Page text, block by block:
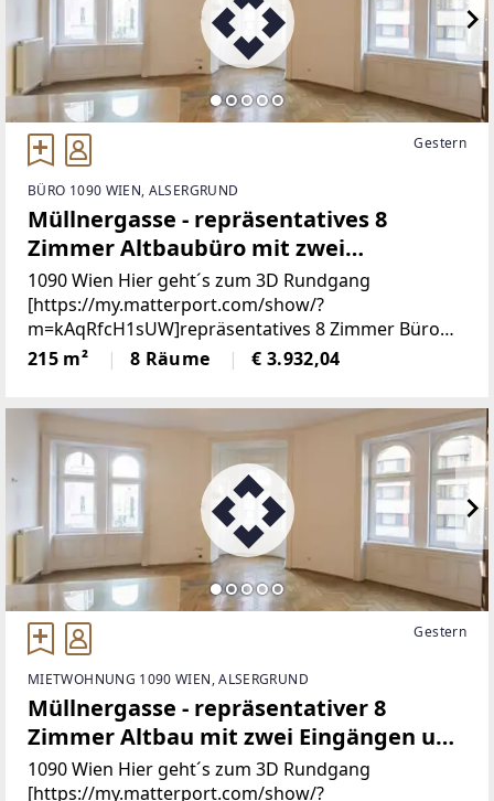
Gestern
BÜRO 1090 WIEN, ALSERGRUND
Müllnergasse - repräsentatives 8
Zimmer Altbaubüro mit zwei
Eingängen und Garage
1090 Wien Hier geht´s zum 3D Rundgang
[https://my.matterport.com/show/?
m=kAqRfcH1sUW]repräsentatives 8 Zimmer Büro
mit zwei Eingängen in gepflegtem Altbauhaus zu
vermieten,2. Liftstock, die U4 Station Roßauer
215 m² 8 Räume € 3.932,04
Gestern
MIETWOHNUNG 1090 WIEN, ALSERGRUND
Müllnergasse - repräsentativer 8
Zimmer Altbau mit zwei Eingängen und
Garage
1090 Wien Hier geht´s zum 3D Rundgang
[https://my.matterport.com/show/?